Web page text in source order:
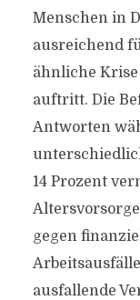
Menschen in
ausreichend
ähnliche Krise
auftritt. Die
Antworten
14 Prozent
gegen
ausfallende